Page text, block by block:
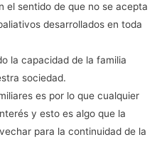
el sentido de que no se acepta
desarrollados en toda
la capacidad de la familia
sociedad.
es por lo que cualquier
y esto es algo que la
para la continuidad de la